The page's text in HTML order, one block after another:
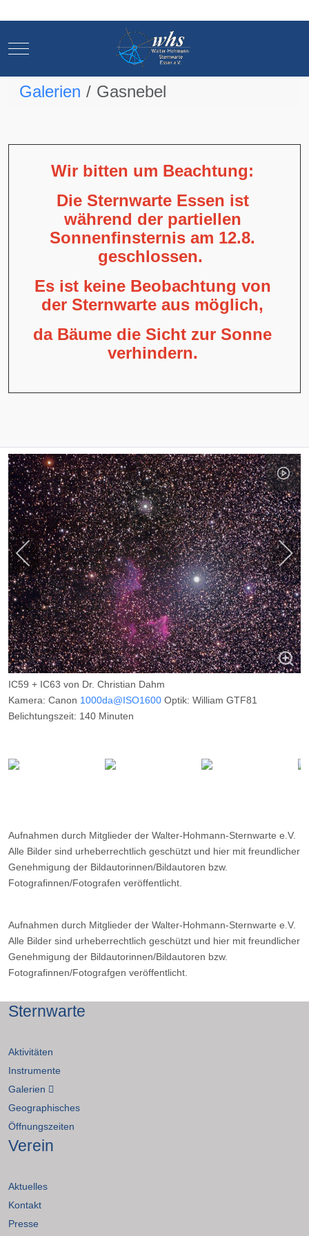
Mobile Menu Toggle
Galerien Gasnebel
Wir bitten um Beachtung:
Die Sternwarte Essen ist
während der partiellen
Sonnenfinsternis am 12.8.
geschlossen.
Es ist keine Beobachtung von
der Sternwarte aus möglich,
da Bäume die Sicht zur Sonne
verhindern.
IC59 + IC63 von Dr. Christian Dahm
Kamera: Canon 1000da@ISO1600 Optik: William GTF81
Belichtungszeit: 140 Minuten
Datum: 02.11.2015
Aufnahmen durch Mitglieder der Walter-Hohmann-Sternwarte e.V.
Alle Bilder sind urheberrechtlich geschützt und hier mit freundlicher
Genehmigung der Bildautorinnen/Bildautoren bzw.
Fotografinnen/Fotografen veröffentlicht.
Aufnahmen durch Mitglieder der Walter-Hohmann-Sternwarte e.V.
Alle Bilder sind urheberrechtlich geschützt und hier mit freundlicher
Genehmigung der Bildautorinnen/Bildautoren bzw.
Fotografinnen/Fotografgen veröffentlicht.
Sternwarte
Aktivitäten
Instrumente
Galerien
Geographisches
Öffnungszeiten
Verein
Aktuelles
Kontakt
Presse